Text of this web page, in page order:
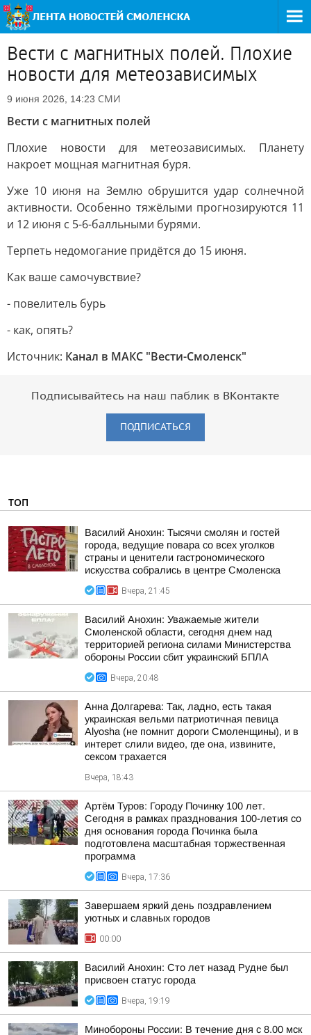
Вести с магнитных полей. Плохие
новости для метеозависимых
9 июня 2026, 14:23 СМИ
Вести с магнитных полей
Плохие новости для метеозависимых. Планету
накроет мощная магнитная буря.
Уже 10 июня на Землю обрушится удар солнечной
активности. Особенно тяжёлыми прогнозируются 11
и 12 июня с 5-6-балльными бурями.
Терпеть недомогание придётся до 15 июня.
Как ваше самочувствие?
- повелитель бурь
- как, опять?
Источник: Канал в МАКС "Вести-Смоленск"
Подписывайтесь на наш паблик в ВКонтакте
ПОДПИСАТЬСЯ
ТОП
Василий Анохин: Тысячи смолян и гостей
города, ведущие повара со всех уголков
страны и ценители гастрономического
искусства собрались в центре Смоленска
Вчера, 21:45
Василий Анохин: Уважаемые жители
Смоленской области, сегодня днем над
территорией региона силами Министерства
обороны России сбит украинский БПЛА
Вчера, 20:48
Анна Долгарева: Так, ладно, есть такая
украинская вельми патриотичная певица
Alyosha (не помнит дороги Смоленщины), и в
интерет слили видео, где она, извините,
сексом трахается
Вчера, 18:43
Артём Туров: Городу Починку 100 лет.
Сегодня в рамках празднования 100-летия со
дня основания города Починка была
подготовлена масштабная торжественная
программа
Вчера, 17:36
Завершаем яркий день поздравлением
уютных и славных городов
00:00
Василий Анохин: Сто лет назад Рудне был
присвоен статус города
Вчера, 19:19
Минобороны России: В течение дня с 8.00 мск